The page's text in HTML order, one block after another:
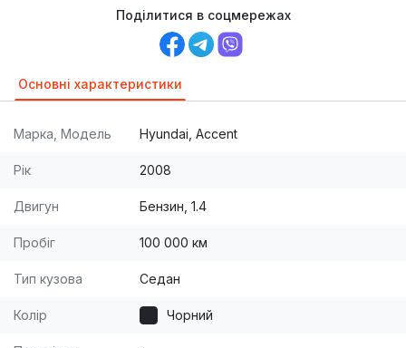
Поділитися в соцмережах
Основні характеристики
Марка, Модель Hyundai, Accent
Рік 2008
Двигун Бензин, 1.4
Пробіг 100 000 км
Тип кузова Седан
Колір Чорний